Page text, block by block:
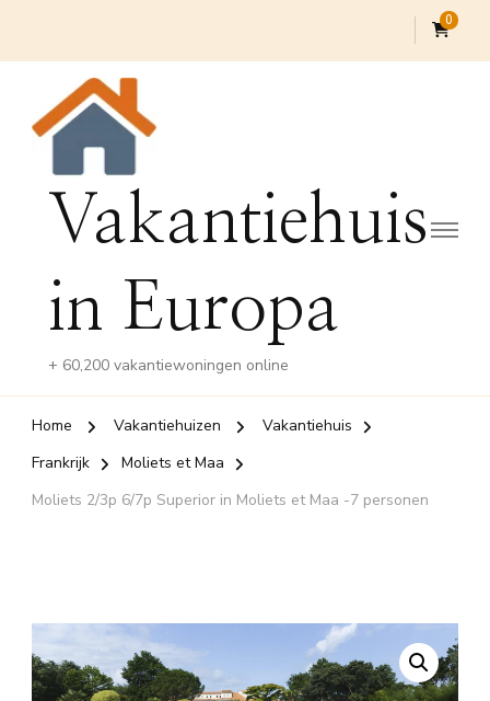
0
Vakantiehuis
in Europa
+ 60,200 vakantiewoningen online
Home Vakantiehuizen
Vakantiehuis
Frankrijk
Moliets et Maa
Moliets 2/3p 6/7p Superior in Moliets et Maa -7 personen